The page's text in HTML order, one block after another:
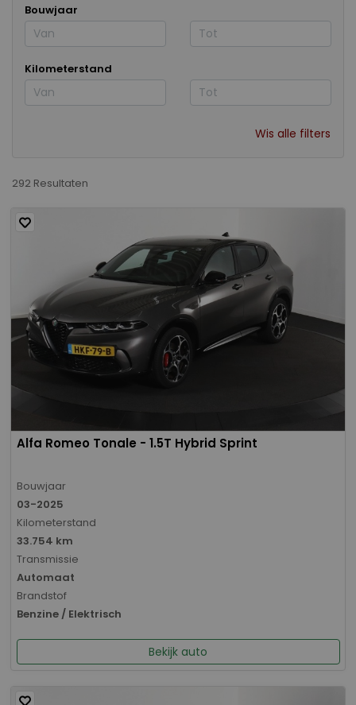
Bouwjaar
Kilometerstand
Wis alle filters
292 Resultaten
Alfa Romeo Tonale - 1.5T Hybrid Sprint
Bouwjaar
03-2025
Kilometerstand
33.754 km
Transmissie
Automaat
Brandstof
Benzine / Elektrisch
Bekijk auto